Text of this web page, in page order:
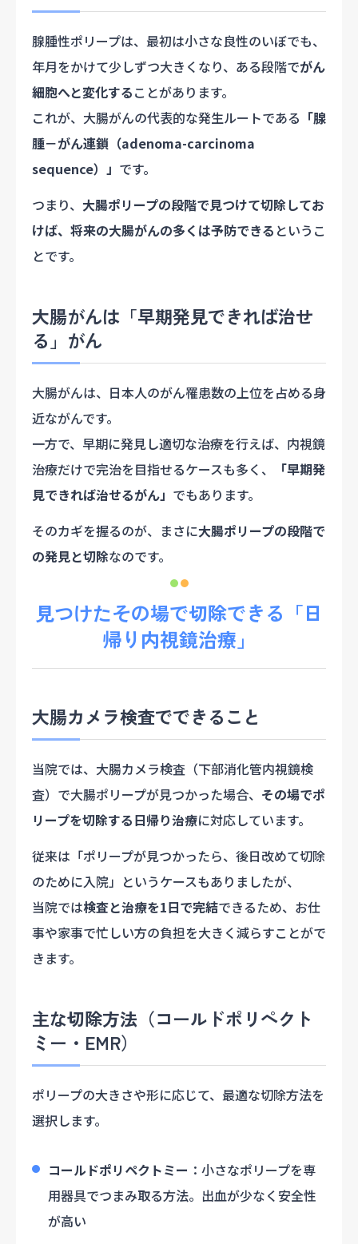
腺腫性ポリープは、最初は小さな良性のいぼでも、
年月をかけて少しずつ大きくなり、ある段階でがん
細胞へと変化することがあります。
これが、大腸がんの代表的な発生ルートである 「腺
腫－がん連鎖（adenoma-carcinoma
sequence）」 です。
つまり、 大腸ポリープの段階で見つけて切除してお
けば、将来の大腸がんの多くは予防できる というこ
とです。
大腸がんは「早期発見できれば治せ
る」がん
大腸がんは、日本人のがん罹患数の上位を占める身
近ながんです。
一方で、早期に発見し適切な治療を行えば、内視鏡
治療だけで完治を目指せるケースも多く、
「早期発
見できれば治せるがん」 でもあります。
そのカギを握るのが、まさに大腸ポリープの段階で
の発見と切除なのです。
見つけたその場で切除できる「日
帰り内視鏡治療」
大腸カメラ検査でできること
当院では、大腸カメラ検査（下部消化管内視鏡検
査）で大腸ポリープが見つかった場合、 その場でポ
リープを切除する日帰り治療に対応しています。
従来は「ポリープが見つかったら、後日改めて切除
のために入院」というケースもありましたが、
当院では検査と治療を1日で完結できるため、お仕
事や家事で忙しい方の負担を大きく減らすことがで
きます。
主な切除方法（コールドポリペクト
ミー・EMR）
ポリープの大きさや形に応じて、最適な切除方法を
選択します。
コールドポリペクトミー ：小さなポリープを専
用器具でつまみ取る方法。出血が少なく安全性
が高い